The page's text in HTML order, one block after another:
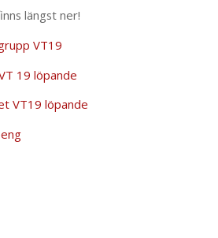
längst ner!
VT19
19 löpande
VT19 löpande